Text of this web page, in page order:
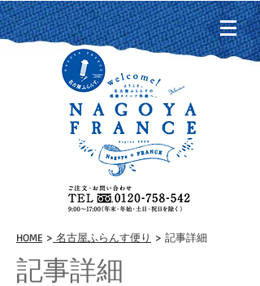
HOME > 名古屋ふらんす便り > 記事詳細
記事詳細